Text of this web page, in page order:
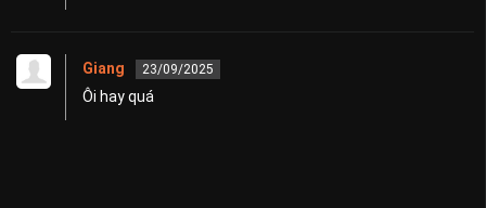
Giang 23/09/2025
Ôi hay quá